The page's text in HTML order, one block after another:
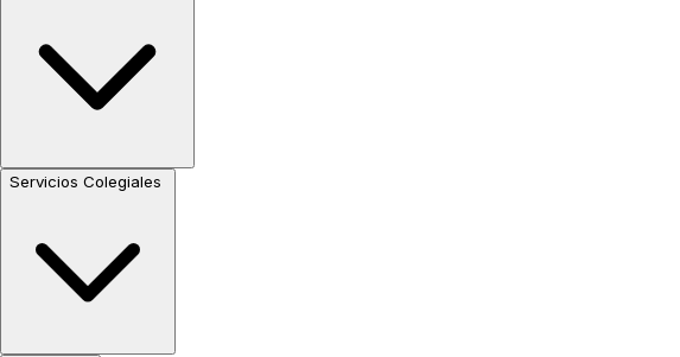
Servicios Colegiales